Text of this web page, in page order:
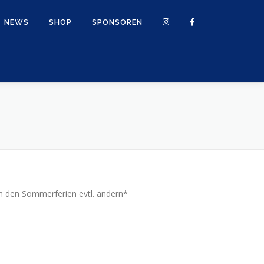
NEWS SHOP SPONSOREN
den Sommerferien evtl. ändern*